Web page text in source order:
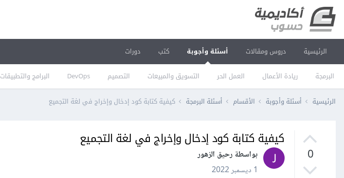
الرئيسية دروس ومقالات أسئلة وأجوبة
البرمجة ريادة الأعمال العمل الحر التسويق والمبيعات التصميم DevOps البرامج والتطبيقات
كتب دورات
الرئيسية أسئلة وأجوبة الأقسام أسئلة البرمجة كيفية كتابة كود إدخال وإخراج في لغة التجميع
0
كيفية كتابة كود إدخال وإخراج في لغة التجميع
بواسطة رحيق الزهور
1 ديسمبر 2022